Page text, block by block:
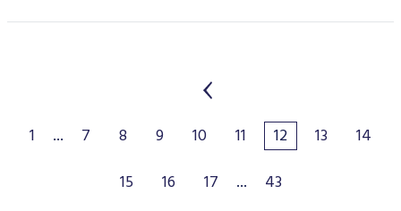
1 ... 7 8 9 10 11 12 13
14
15
16 17 ... 43